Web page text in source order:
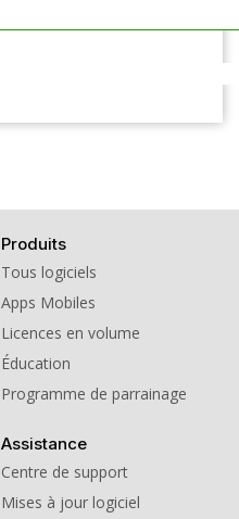
Produits
Tous logiciels
Apps Mobiles
Licences en volume
Éducation
Programme de parrainage
Assistance
Centre de support
Mises à jour logiciel